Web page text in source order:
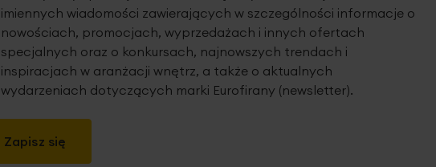
Zapisz się
imiennych wiadomości zawierających w szczególności informacje o
nowościach, promocjach, wyprzedażach i innych ofertach
specjalnych oraz o konkursach, najnowszych trendach i
inspiracjach w aranżacji wnętrz, a także o aktualnych
wydarzeniach dotyczących marki Eurofirany (newsletter).